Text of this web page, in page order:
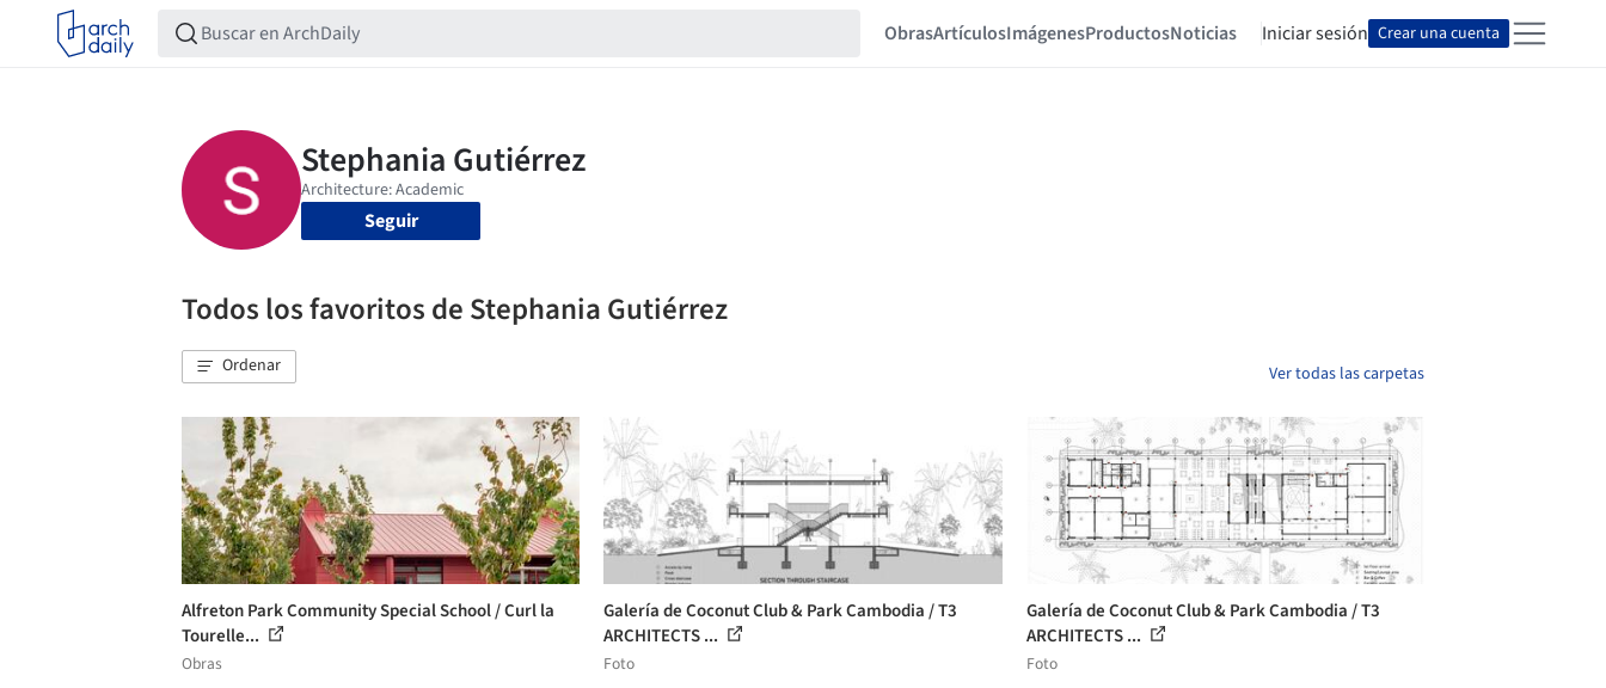
ObrasArtículosImágenesProductosNoticias Iniciar sesión Crear una cuenta
Seguir
Todos los favoritos de Stephania Gutiérrez
Ordenar Ver todas las carpetas
Alfreton Park Community Special School / Curl la
Tourelle...
Obras
Galería de Coconut Club & Park Cambodia / T3
ARCHITECTS ...
Foto
Galería de Coconut Club & Park Cambodia / T3
ARCHITECTS ...
Foto